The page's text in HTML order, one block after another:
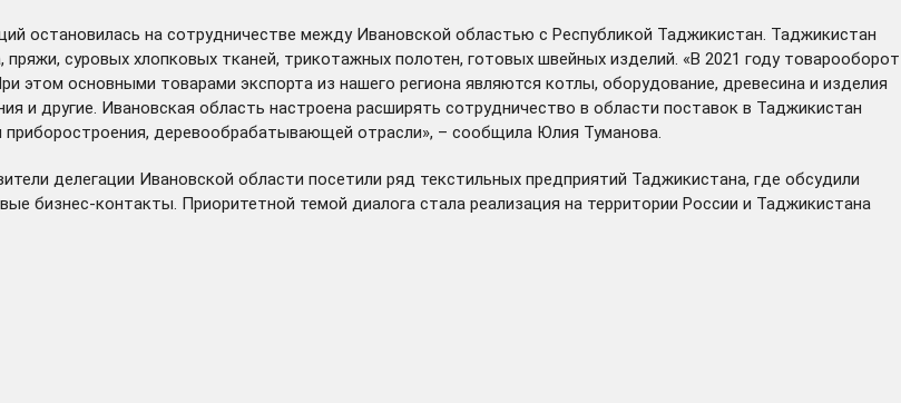
остановилась на сотрудничестве между Ивановской областью с Республикой Таджикистан. Таджикистан
суровых хлопковых тканей, трикотажных полотен, готовых швейных изделий. «В 2021 году товарооборот
основными товарами экспорта из нашего региона являются котлы, оборудование, древесина и изделия
и другие. Ивановская область настроена расширять сотрудничество в области поставок в Таджикистан
деревообрабатывающей отрасли», – сообщила Юлия Туманова.
делегации Ивановской области посетили ряд текстильных предприятий Таджикистана, где обсудили
бизнес-контакты. Приоритетной темой диалога стала реализация на территории России и Таджикистана